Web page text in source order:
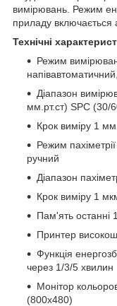
вимірювань. Режим
приладу включається
Технічні
Режим
Діапазон
мм.рт.ст) SPC (30/
Крок виміру 1
Режим
ручний
Діапазон
Крок виміру 1
Пам'ять останні
Принтер
Функція
через 1/3/5 хвилин
Монітор
(800х480)